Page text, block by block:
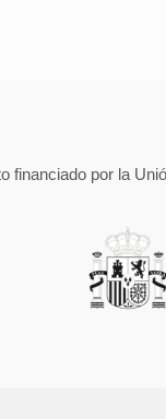
financiado por la